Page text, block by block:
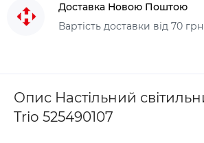
Доставка Новою Поштою
Вартість доставки від 70 грн
Опис Настільний
Trio 525490107